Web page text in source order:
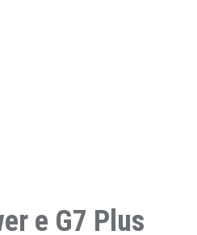
e G7 Plus